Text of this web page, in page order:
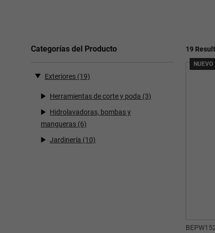
Categorías del Producto
Exteriores (19)
Herramientas de corte y poda (3)
Hidrolavadoras, bombas y
mangueras (6)
Jardinería (10)
19
NUEVO